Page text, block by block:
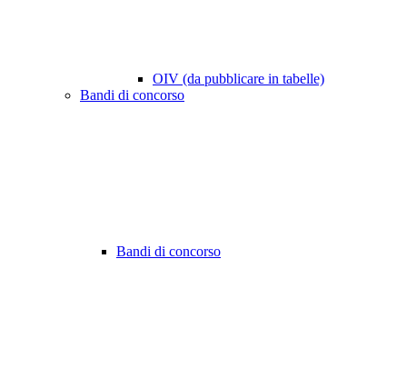
OIV (da pubblicare in tabelle)
Bandi di concorso
Bandi di concorso